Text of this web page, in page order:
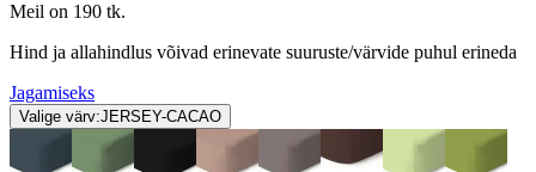
Meil on 190 tk.
Hind ja allahindlus võivad erinevate suuruste/värvide puhul erineda
Jagamiseks
Valige värv:JERSEY-CACAO